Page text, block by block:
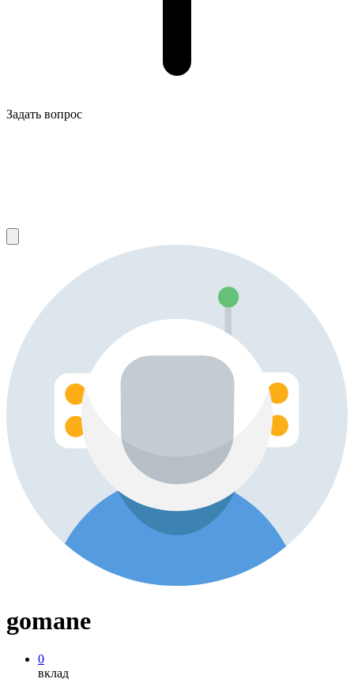
Задать вопрос
gomane
0
вклад